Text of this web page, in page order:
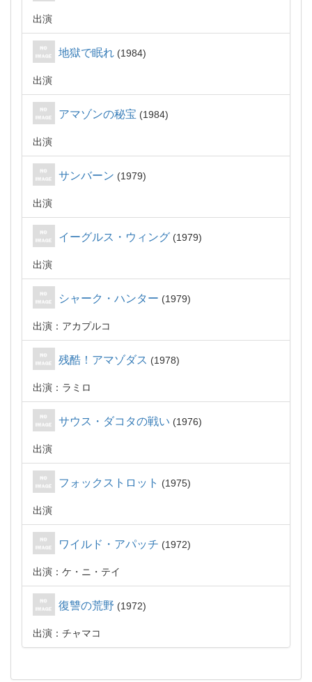
出演
地獄で眠れ 1984
出演
アマゾンの秘宝 1984
出演
サンバーン 1979
出演
イーグルス・ウィング 1979
出演
シャーク・ハンター 1979
出演：アカプルコ
残酷！アマゾダス 1978
出演：ラミロ
サウス・ダコタの戦い 1976
出演
フォックストロット 1975
出演
ワイルド・アパッチ 1972
出演：ケ・ニ・テイ
復讐の荒野 1972
出演：チャマコ